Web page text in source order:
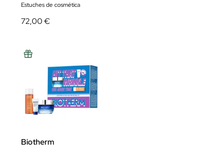
Estuches de cosmética
72,00 €
Biotherm